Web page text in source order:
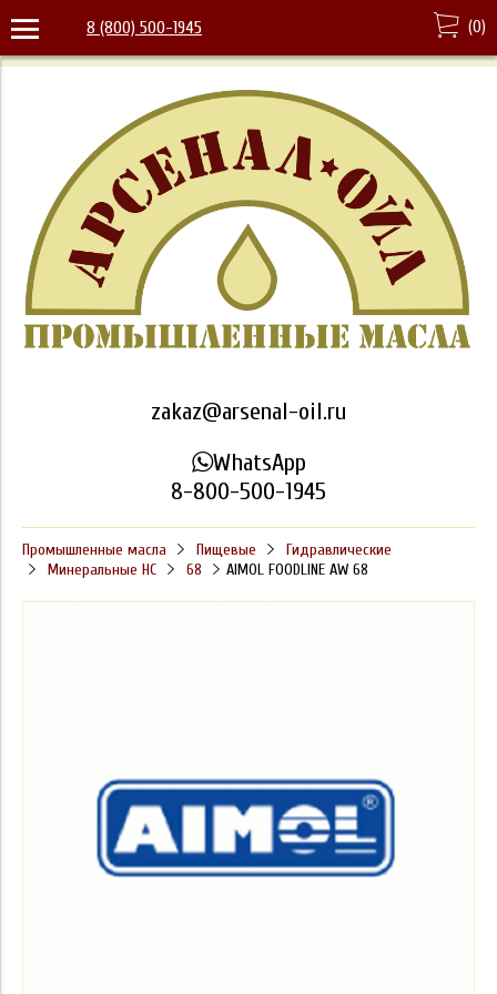
8 (800) 500-1945 (0)
zakaz@arsenal-oil.ru
WhatsApp
8-800-500-1945
Промышленные масла Пищевые
Гидравлические
Минеральные HC
68 AIMOL FOODLINE AW 68